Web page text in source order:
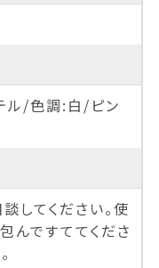
ル/色調:白/ピン
してください。使
んですててくださ